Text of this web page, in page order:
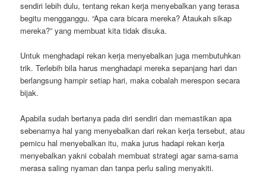
sendiri lebih dulu, tentang rekan kerja menyebalkan yang terasa
begitu mengganggu. “Apa cara bicara mereka? Ataukah sikap
mereka?” yang membuat kita tidak disuka.
Untuk menghadapi rekan kerja menyebalkan juga membutuhkan
trik. Terlebih bila harus menghadapi mereka sepanjang hari dan
berlangsung hampir setiap hari, maka cobalah merespon secara
bijak.
Apabila sudah bertanya pada diri sendiri dan memastikan apa
sebenarnya hal yang menyebalkan dari rekan kerja tersebut, atau
pemicu hal menyebalkan itu, maka jurus hadapi rekan kerja
menyebalkan yakni cobalah membuat strategi agar sama-sama
merasa saling nyaman dan tanpa perlu saling menyakiti.